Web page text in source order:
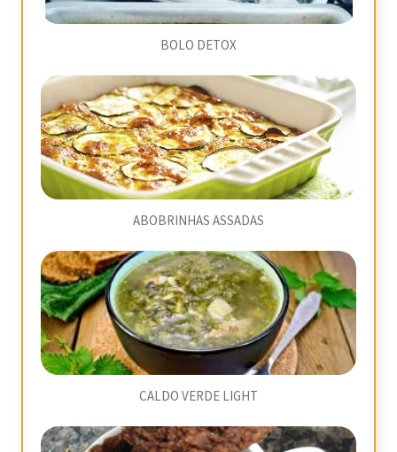
BOLO DETOX
ABOBRINHAS ASSADAS
CALDO VERDE LIGHT